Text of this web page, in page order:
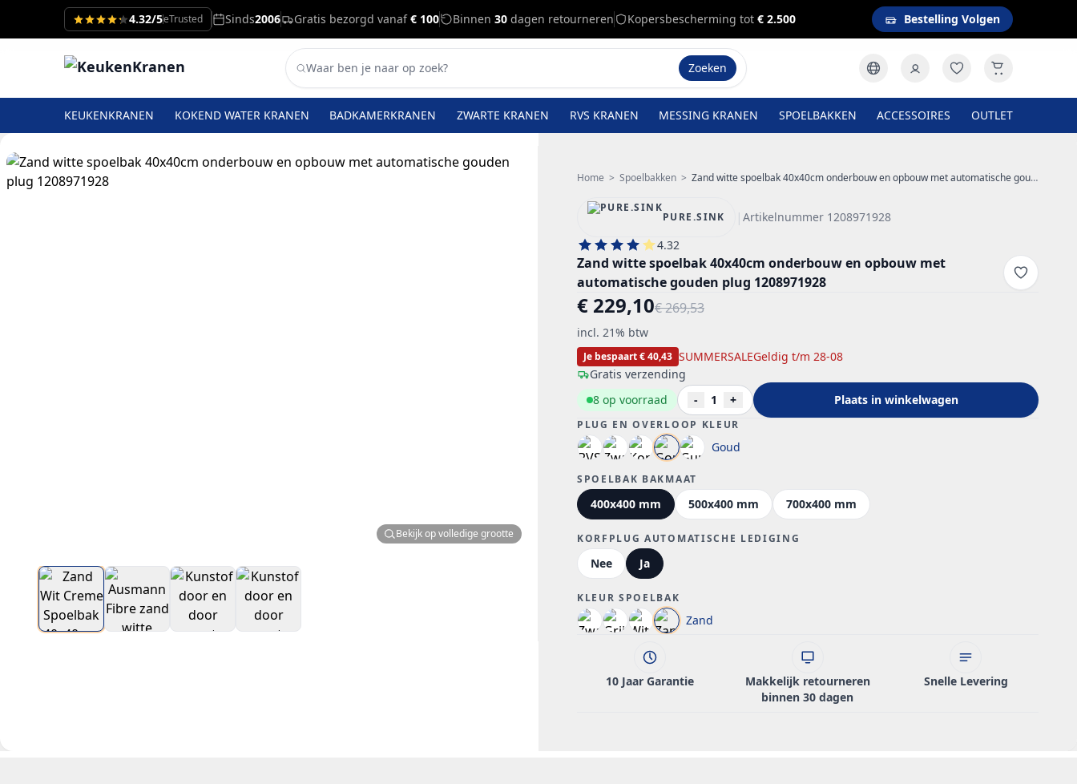
4.32/5eTrusted Sinds2006 Gratis bezorgd vanaf€ 100 Binnen 30 dagen retourneren Kopersbescherming tot € 2.500 Bestelling Volgen
Zoeken
KEUKENKRANEN KOKEND WATER KRANEN BADKAMERKRANEN ZWARTE KRANEN RVS KRANEN MESSING KRANEN SPOELBAKKEN ACCESSOIRES OUTLET
Bekijk op volledige grootte
Home > Spoelbakken > Zand witte spoelbak 40x40cm onderbouw en opbouw met automatische gouden plug 1208971928
PURE.SINK | Artikelnummer 1208971928
4.32
Zand witte spoelbak 40x40cm onderbouw en opbouw met
automatische gouden plug 1208971928
€ 229,10€ 269,53
incl. 21% btw
Je bespaart € 40,43 SUMMERSALEGeldig t/m 28-08
Gratis verzending
8 op voorraad
- 1 + Plaats in winkelwagen
PLUG EN OVERLOOP KLEUR
Goud
SPOELBAK BAKMAAT
400x400 mm 500x400 mm 700x400 mm
KORFPLUG AUTOMATISCHE LEDIGING
Nee Ja
KLEUR SPOELBAK
Zand
10 Jaar Garantie
Makkelijk retourneren
binnen 30 dagen
Snelle Levering